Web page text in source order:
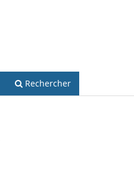
Rechercher